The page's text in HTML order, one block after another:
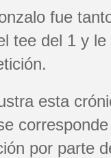
fue
tee del 1 y
esta
por parte